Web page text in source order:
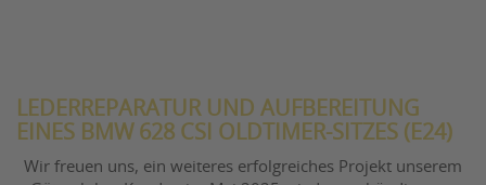
LEDERREPARATUR UND AUFBEREITUNG
EINES BMW 628 CSI OLDTIMER-SITZES (E24)
Wir freuen uns, ein weiteres erfolgreiches Projekt unserem